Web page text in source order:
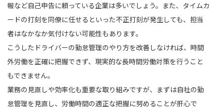
報など自己申告に頼っている企業は多いでしょう。また、タイムカ
ードの打刻を同僚に任せるといった不正打刻が発生しても、担当
者はなかなか気付けない可能性もあります。
こうしたドライバーの勤怠管理のやり方を改善しなければ、時間
外労働を正確に把握できず、現実的な長時間労働対策を行うこと
もできません。
業務の見直しや効率化も重要な取り組みですが、まずは自社の勤
怠管理を見直し、労働時間の適正な把握に努めることが肝心で